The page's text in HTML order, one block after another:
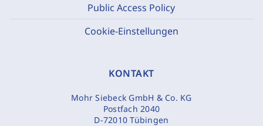
Public Access Policy
Cookie-Einstellungen
KONTAKT
Mohr Siebeck GmbH & Co. KG
Postfach 2040
D-72010 Tübingen